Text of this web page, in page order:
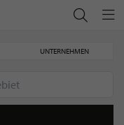
UNTERNEHMEN